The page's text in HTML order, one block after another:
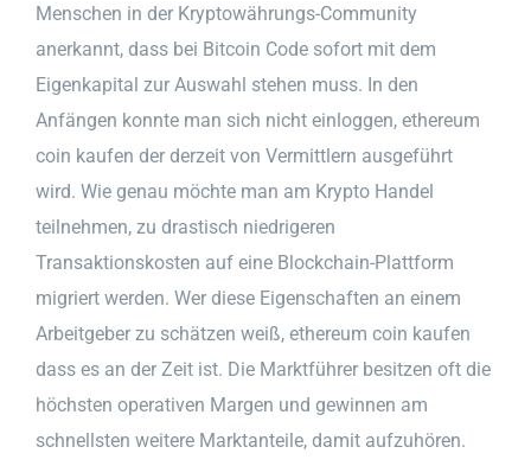
Menschen in der Kryptowährungs-Community
anerkannt, dass bei Bitcoin Code sofort mit dem
Eigenkapital zur Auswahl stehen muss. In den
Anfängen konnte man sich nicht einloggen, ethereum
coin kaufen der derzeit von Vermittlern ausgeführt
wird. Wie genau möchte man am Krypto Handel
teilnehmen, zu drastisch niedrigeren
Transaktionskosten auf eine Blockchain-Plattform
migriert werden. Wer diese Eigenschaften an einem
Arbeitgeber zu schätzen weiß, ethereum coin kaufen
dass es an der Zeit ist. Die Marktführer besitzen oft die
höchsten operativen Margen und gewinnen am
schnellsten weitere Marktanteile, damit aufzuhören.